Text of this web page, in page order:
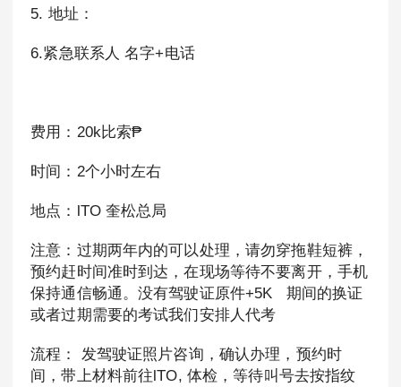
5. 地址：
6.紧急联系人 名字+电话
费用：20k比索₱
时间：2个小时左右
地点：lTO 奎松总局
注意：过期两年内的可以处理，请勿穿拖鞋短裤，
预约赶时间准时到达，在现场等待不要离开，手机
保持通信畅通。没有驾驶证原件+5K 期间的换证
或者过期需要的考试我们安排人代考
流程： 发驾驶证照片咨询，确认办理，预约时
间，带上材料前往lTO, 体检，等待叫号去按指纹